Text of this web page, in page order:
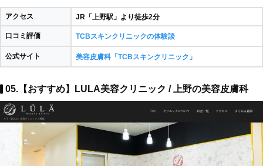
アクセス JR「上野駅」より徒歩2分
口コミ評価 TCBスキンクリニックの体験談
公式サイト 美容皮膚科「TCBスキンクリニック」
05.【おすすめ】LULA美容クリニック / 上野の美容皮膚科